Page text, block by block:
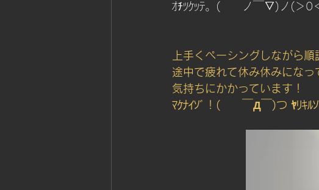
ｵﾁﾂｹｯﾃ。(　　ノ￣▽)ノ(＞0
上手くペーシングしながら
途中で疲れて休み休みにな
気持ちにかかっています！
ﾏｹﾅｲｿﾞ！(　　￣Д￣)つ ﾔﾘｷﾙｿ